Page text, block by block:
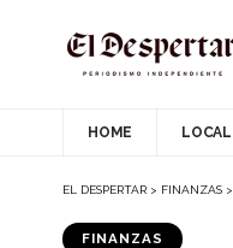
HOME LOCAL
EL DESPERTAR > FINANZAS >
FINANZAS